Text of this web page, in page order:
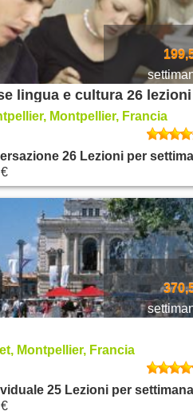
Montpellier, Francia
26 Lezioni per
Montpellier, Francia
25 Lezioni per settimana